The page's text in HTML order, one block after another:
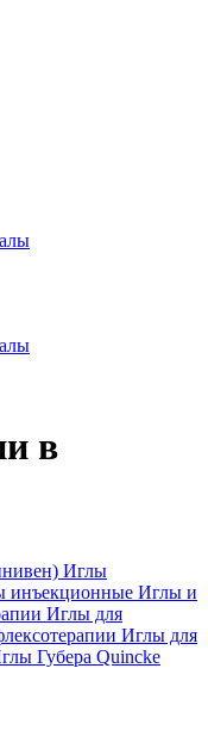
в
Иглы
инъекционные Иглы и
Иглы для
Иглы для
Губера Quincke